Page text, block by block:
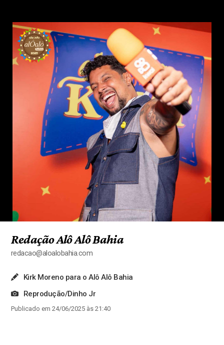
Redação Alô Alô Bahia
redacao@aloalobahia.com
Kirk Moreno para o Alô Alô Bahia
Reprodução/Dinho Jr
Publicado em 24/06/2025 às 21:40